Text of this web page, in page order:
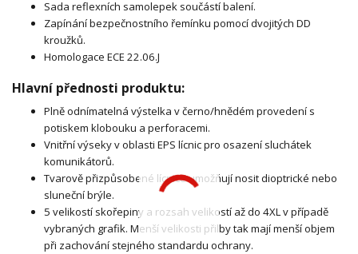
Sada reflexních samolepek součástí balení.
Zapínání bezpečnostního řemínku pomocí dvojitých DD
kroužků.
Homologace ECE 22.06.J
Hlavní přednosti produktu:
Plně odnímatelná výstelka v černo/hnědém provedení s
potiskem klobouku a perforacemi.
Vnitřní výseky v oblasti EPS lícnic pro osazení sluchátek
komunikátorů.
Tvarově přizpůsobené lícnice umožňují nosit dioptrické nebo
sluneční brýle.
5 velikostí skořepiny a rozsah velikostí až do 4XL v případě
vybraných grafik. Menší velikosti přilby tak mají menší objem
při zachování stejného standardu ochrany.